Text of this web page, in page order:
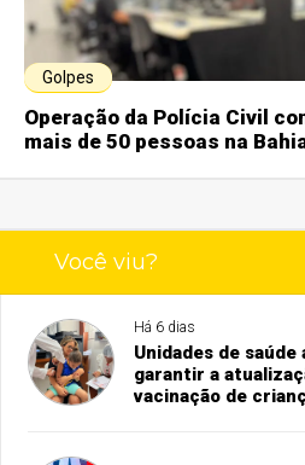
Golpes
Operação da Polícia Civil
mais de 50 pessoas na
Você viu?
Há 6 dias
Unidades de
garantir a
vacinação de